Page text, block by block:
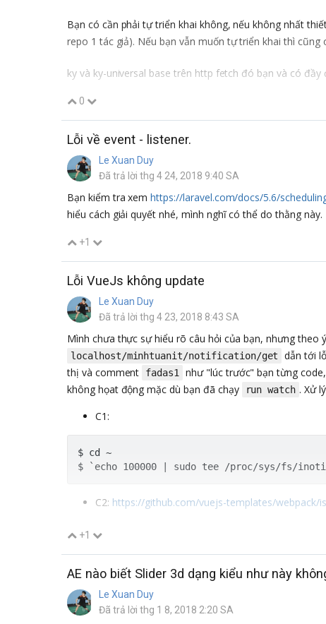
Bạn có cần phải tự triển khai không, nếu không nhất
repo 1 tác giả). Nếu bạn vẫn muốn tự triển khai thì
ky và ky-universal base trên http fetch đó bạn và có
0
Lỗi về event - listener.
Le Xuan Duy
Đã trả lời thg 4 24, 2018 9:40 SA
Bạn kiểm tra xemhttps://laravel.com/docs/5.6/
hiểu cách giải quyết nhé, mình nghĩ có thể do thằng này.
+1
Lỗi VueJs không update
Le Xuan Duy
Đã trả lời thg 4 23, 2018 8:43 SA
Mình chưa thực sự hiểu rõ câu hỏi của bạn, nhưng theo
localhost/minhtuanit/notification/get dẫn tới
thị và comment
fadas1
như "lúc trước" bạn từng
không họat động mặc dù bạn đã chạy
run watch . Xử
C1:
$ cd ~
C2: https://github.com/vuejs-templates/webpack/
+1
AE nào biết Slider 3d dạng kiểu như này
Le Xuan Duy
Đã trả lời thg 1 8, 2018 2:20 SA